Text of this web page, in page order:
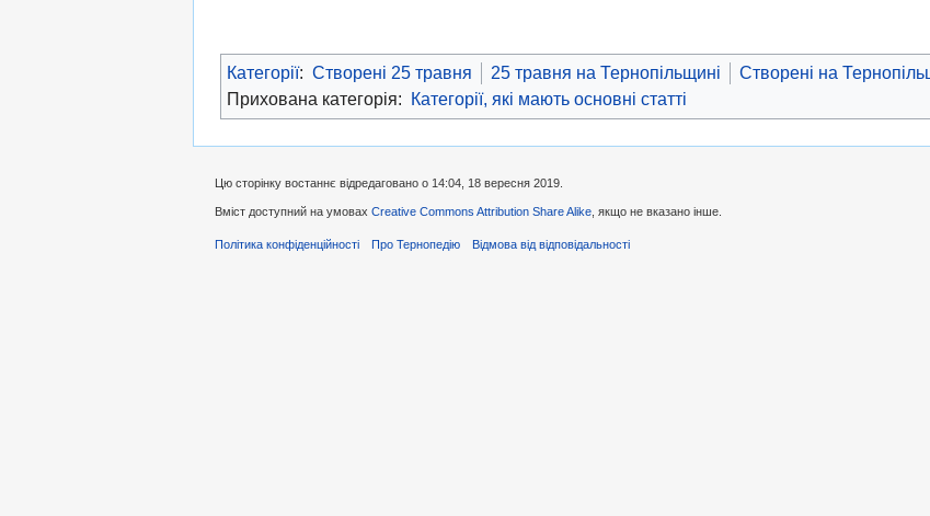
Категорії: Створені 25 травня 25 травня на Тернопільщині
Створені на
Прихована категорія:
Категорії, які мають основні статті
Цю сторінку востаннє відредаговано о 14:04, 18 вересня 2019.
Вміст доступний на умовах Creative Commons Attribution Share Alike , якщо не вказано інше.
Політика конфіденційності Про Тернопедію Відмова від відповідальності